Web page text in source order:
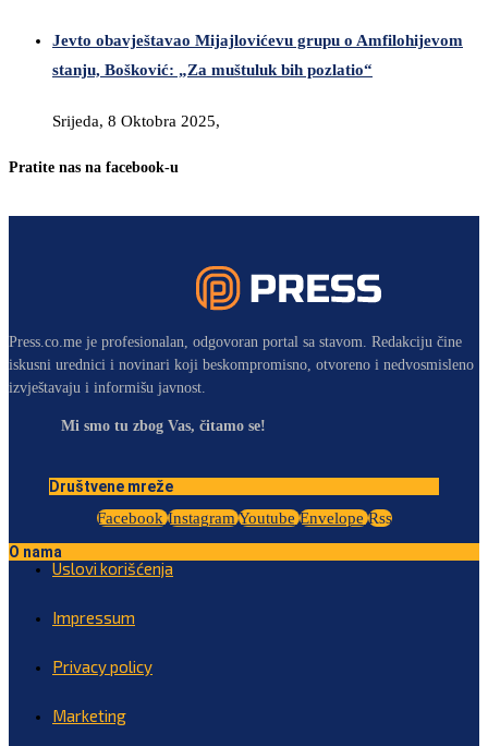
Jevto obavještavao Mijajlovićevu grupu o Amfilohijevom
stanju, Bošković: „Za muštuluk bih pozlatio“
Srijeda, 8 Oktobra 2025,
Pratite nas na facebook-u
Press.co.me je profesionalan, odgovoran portal sa stavom. Redakciju čine
iskusni urednici i novinari koji beskompromisno, otvoreno i nedvosmisleno
izvještavaju i informišu javnost.
Mi smo tu zbog Vas, čitamo se!
Društvene mreže
Facebook Instagram Youtube Envelope Rss
O nama
Uslovi korišćenja
Impressum
Privacy policy
Marketing